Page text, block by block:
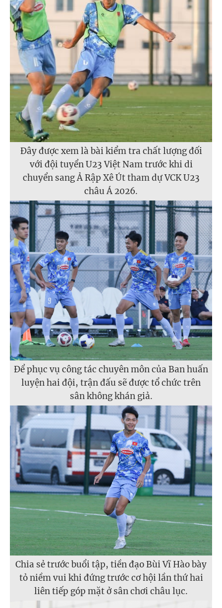
Đây được xem là bài kiểm tra chất lượng đối
với đội tuyển U23 Việt Nam trước khi di
chuyển sang Ả Rập Xê Út tham dự VCK U23
châu Á 2026.
Để phục vụ công tác chuyên môn của Ban huấn
luyện hai đội, trận đấu sẽ được tổ chức trên
sân không khán giả.
Chia sẻ trước buổi tập, tiền đạo Bùi Vĩ Hào bày
tỏ niềm vui khi đứng trước cơ hội lần thứ hai
liên tiếp góp mặt ở sân chơi châu lục.